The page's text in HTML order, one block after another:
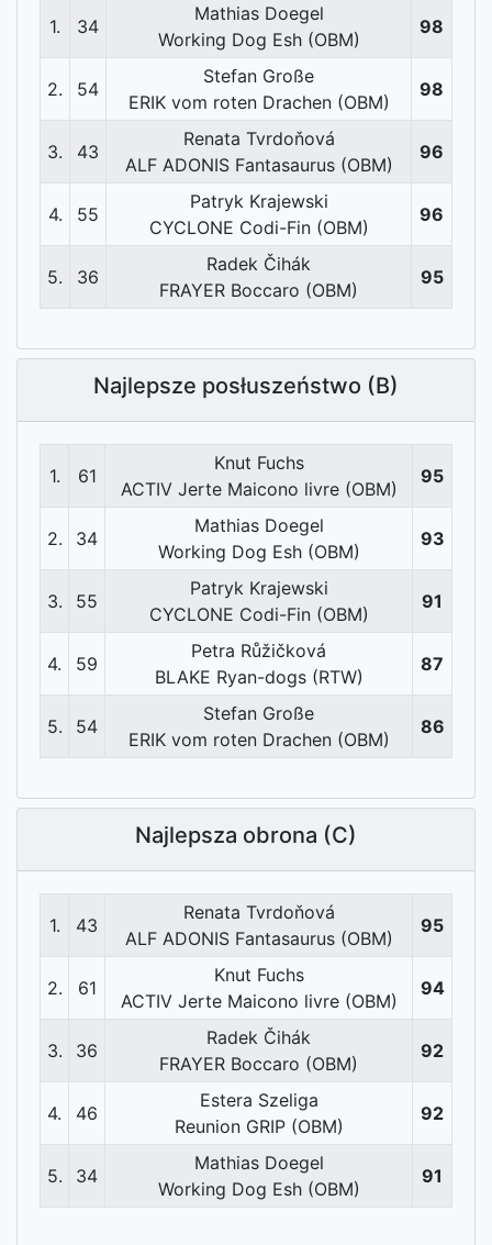
1. 34
Mathias Doegel
Working Dog Esh (OBM)
98
2. 54
Stefan Große
ERIK vom roten Drachen (OBM)
98
3. 43
Renata Tvrdoňová
ALF ADONIS Fantasaurus (OBM)
96
4. 55
Patryk Krajewski
CYCLONE Codi-Fin (OBM)
96
5. 36
Radek Čihák
FRAYER Boccaro (OBM)
95
Najlepsze posłuszeństwo (B)
1. 61
Knut Fuchs
ACTIV Jerte Maicono livre (OBM)
95
2. 34
Mathias Doegel
Working Dog Esh (OBM)
93
3. 55
Patryk Krajewski
CYCLONE Codi-Fin (OBM)
91
4. 59
Petra Růžičková
BLAKE Ryan-dogs (RTW)
87
5. 54
Stefan Große
ERIK vom roten Drachen (OBM)
86
Najlepsza obrona (C)
1. 43
Renata Tvrdoňová
ALF ADONIS Fantasaurus (OBM)
95
2. 61
Knut Fuchs
ACTIV Jerte Maicono livre (OBM)
94
3. 36
Radek Čihák
FRAYER Boccaro (OBM)
92
4. 46
Estera Szeliga
Reunion GRIP (OBM)
92
5. 34
Mathias Doegel
Working Dog Esh (OBM)
91